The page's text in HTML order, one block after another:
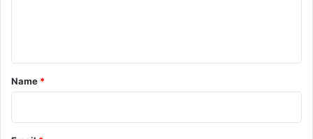
*
Name *